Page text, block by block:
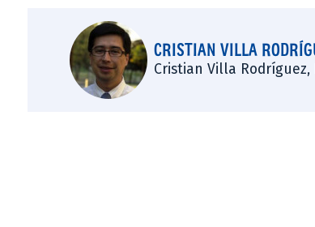
CRISTIAN VILLA
Cristian Villa